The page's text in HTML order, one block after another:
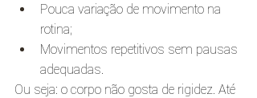
Pouca variação de movimento na
rotina;
Movimentos repetitivos sem pausas
adequadas.
Ou seja: o corpo não gosta de rigidez. Até